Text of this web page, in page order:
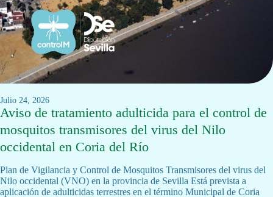
julio 24, 2026
Aviso de tratamiento adulticida para el control de
mosquitos transmisores del virus del Nilo
occidental en Coria del Río
Plan de Vigilancia y Control de Mosquitos Transmisores del virus del
Nilo occidental (VNO) en la provincia de Sevilla Está prevista a
aplicación de adulticidas terrestres en el término Municipal de Coria